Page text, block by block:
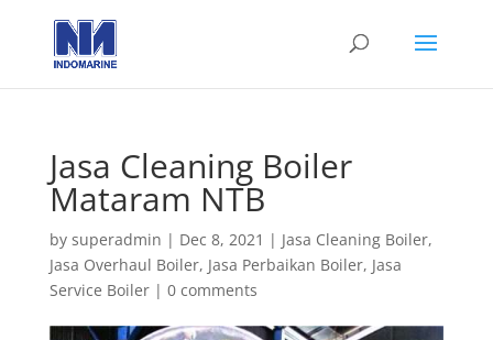
Jasa Cleaning Boiler
Mataram NTB
by superadmin | Dec 8, 2021 | Jasa Cleaning Boiler,
Jasa Overhaul Boiler, Jasa Perbaikan Boiler, Jasa
Service Boiler| 0 comments